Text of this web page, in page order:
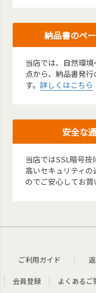
納品書のペ
当店では、自然環
点から、納品書発
す。詳しくはこちら
安全な
当店ではSSL暗号
高いセキュリティ
のでご安心してお買
ご利用ガイド
会員登録 よくあるご